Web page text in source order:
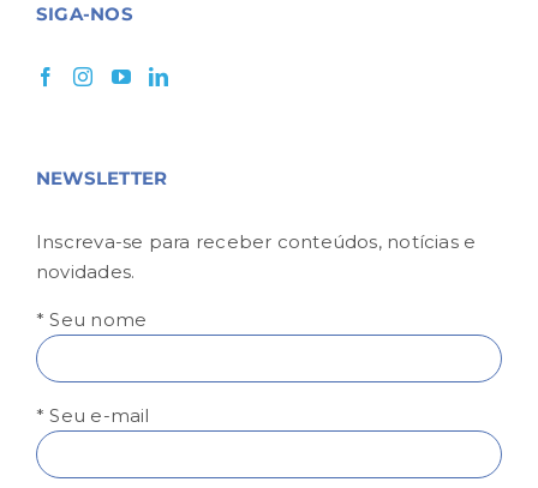
SIGA-NOS
NEWSLETTER
Inscreva-se para receber conteúdos, notícias e
novidades.
* Seu nome
* Seu e-mail